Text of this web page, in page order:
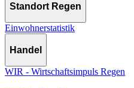
Standort Regen
Einwohnerstatistik
Handel
WIR - Wirtschaftsimpuls Regen